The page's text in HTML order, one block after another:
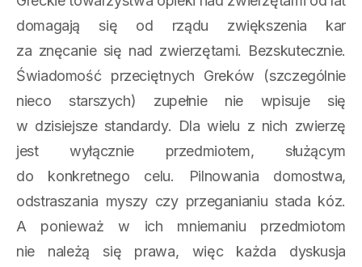
domagają się od rządu zwiększenia kar
za znęcanie się nad zwierzętami. Bezskutecznie.
Świadomość przeciętnych Greków (szczególnie
nieco starszych) zupełnie nie wpisuje się
w dzisiejsze standardy. Dla wielu z nich zwierzę
jest wyłącznie przedmiotem, służącym
do konkretnego celu. Pilnowania domostwa,
odstraszania myszy czy przeganianiu stada kóz.
A ponieważ w ich mniemaniu przedmiotom
nie należą się prawa, więc każda dyskusja